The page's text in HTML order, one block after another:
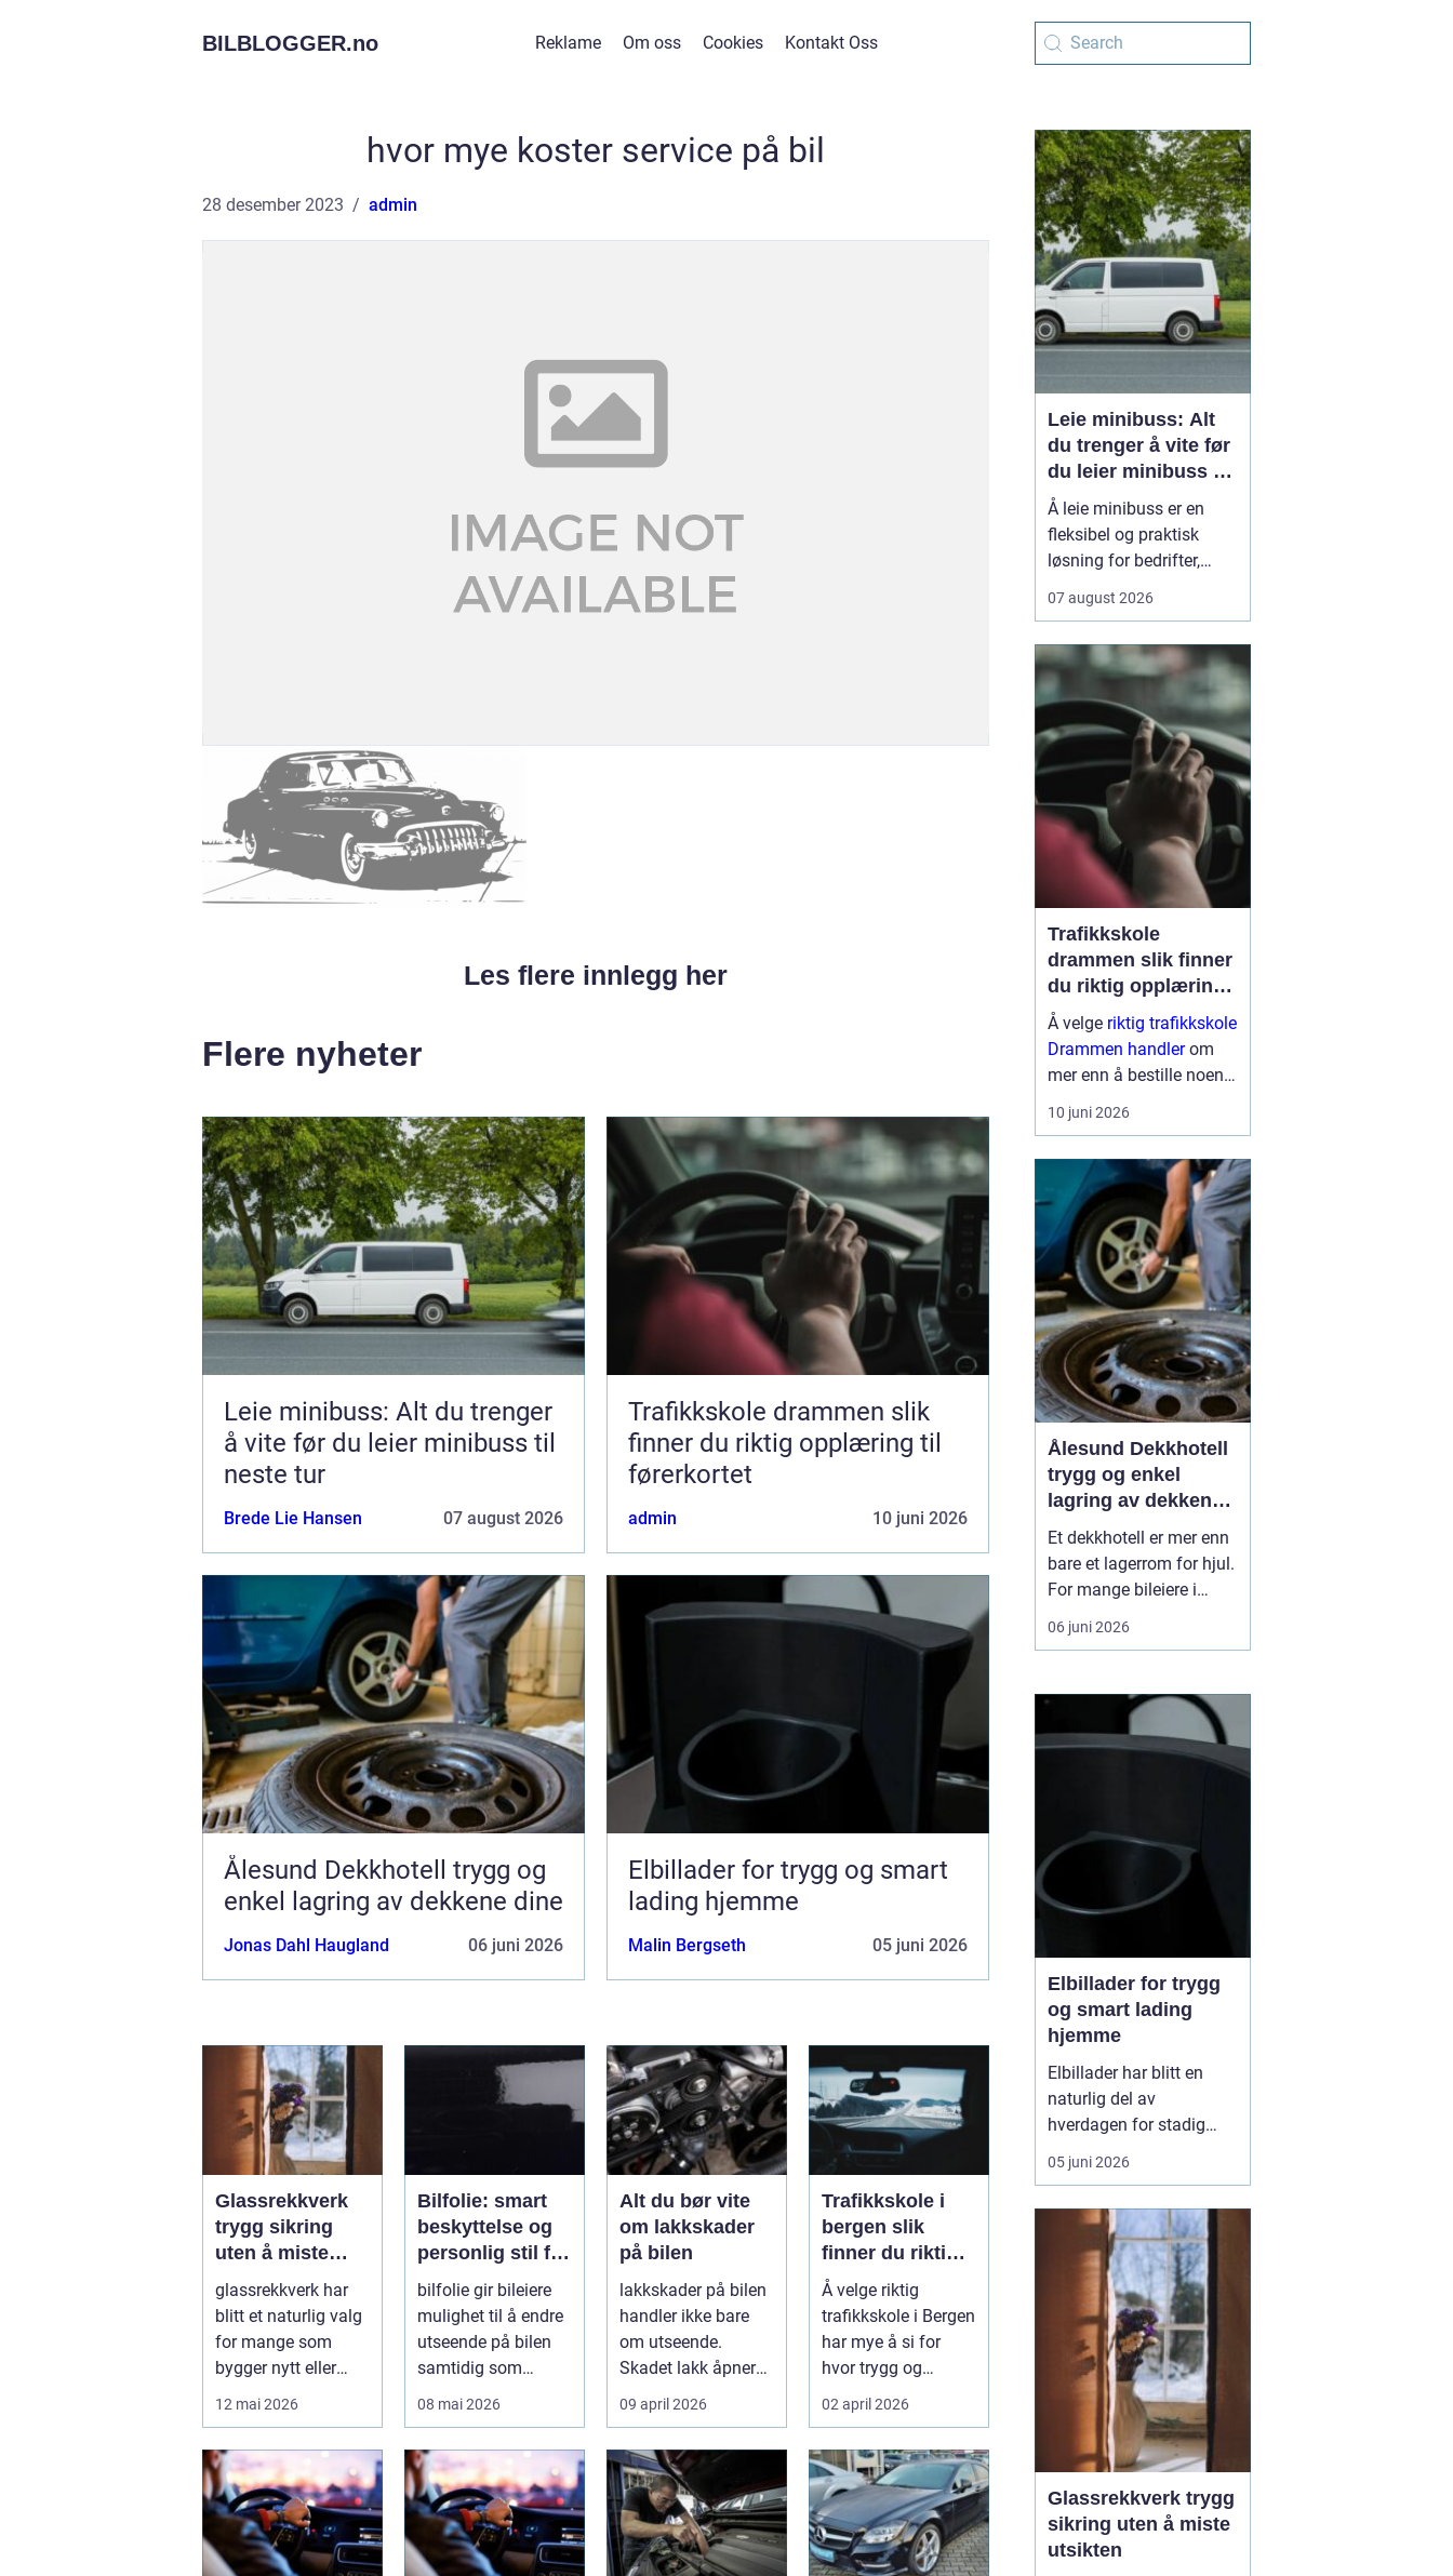
BILBLOGGER.no Reklame Om oss Cookies Kontakt Oss
hvor mye koster service på bil
28 desember 2023 admin
Les flere innlegg her
Flere nyheter
Leie minibuss: Alt du trenger
å vite før du leier minibuss til
neste tur
Brede Lie Hansen 07 august 2026
Trafikkskole drammen slik
finner du riktig opplæring til
førerkortet
admin 10 juni 2026
Ålesund Dekkhotell trygg og
enkel lagring av dekkene dine
Jonas Dahl Haugland 06 juni 2026
Elbillader for trygg og smart
lading hjemme
Malin Bergseth 05 juni 2026
Glassrekkverk
trygg sikring
uten å miste
utsikten
glassrekkverk har
blitt et naturlig valg
for mange som
bygger nytt eller
oppgraderer bolig,
12 mai 2026
Bilfolie: smart
beskyttelse og
personlig stil for
bilen
bilfolie gir bileiere
mulighet til å endre
utseende på bilen
samtidig som
lakken får et ekstra
08 mai 2026
Alt du bør vite
om lakkskader
på bilen
lakkskader på bilen
handler ikke bare
om utseende.
Skadet lakk åpner
veien for rust,
verdifall og dy...
09 april 2026
Trafikkskole i
bergen slik
finner du riktig
opplæring til
førerkortet
Å velge riktig
trafikkskole i Bergen
har mye å si for
hvor trygg og
forberedt en elev
føler seg når ...
02 april 2026
Leie minibuss: Alt
du trenger å vite før
du leier minibuss til
neste tur
Å leie minibuss er en
fleksibel og praktisk
løsning for bedrifter,
som trenger mer plass
gir. Mange oppdager at
en minibuss ikke bare
løser plassutfordringen
– den gir ogs&ari...
07 august 2026
Trafikkskole
drammen slik finner
du riktig opplæring
til førerkortet
Å velge riktig trafikkskole
Drammen handlerom
mer enn å bestille noen
kjøretimer. For mange er
førerkortet en viktig
skole påvirker både hvor
trygg man blir som
sjåfør, hvor mye op...
10 juni 2026
Ålesund Dekkhotell
trygg og enkel
lagring av dekkene
dine
Et dekkhotell er mer enn
bare et lagerrom for hjul.
For mange bileiere i
Ålesund betyr det
ryddigere garasje,
og tryggere kjøring
gjennom året. Når
profesjonelle tar hånd
om hjulene, får du riktig
06 juni 2026
Elbillader for trygg
og smart lading
hjemme
Elbillader har blitt en
naturlig del av
hverdagen for stadig
flere som ønsker en
praktisk, rask og sikker
hjemme eller på jobb.
Flere oppdager hvor mye
mer oversiktlig
hverdagen blir når
laderen har fast plass,
kabelen henger r...
05 juni 2026
Glassrekkverk trygg
sikring uten å miste
utsikten